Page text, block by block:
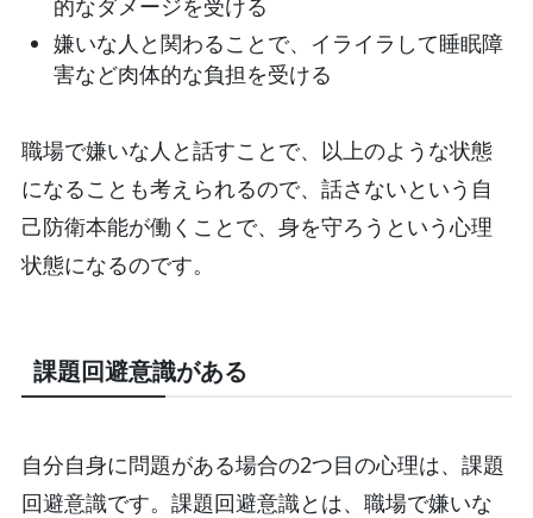
的なダメージを受ける
嫌いな人と関わることで、イライラして睡眠障
害など肉体的な負担を受ける
職場で嫌いな人と話すことで、以上のような状態
になることも考えられるので、話さないという自
己防衛本能が働くことで、身を守ろうという心理
状態になるのです。
課題回避意識がある
自分自身に問題がある場合の2つ目の心理は、課題
回避意識です。課題回避意識とは、職場で嫌いな